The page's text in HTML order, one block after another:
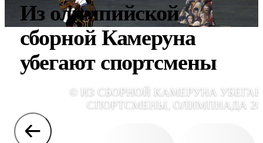
Из олимпийской
сборной Камеруна
убегают спортсмены
© ИЗ СБОРНОЙ КАМЕРУНА
СПОРТСМЕНЫ, ОЛИМПИАДА